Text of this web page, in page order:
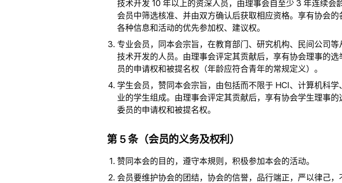
技术开发 10 年以上的资深人员，由理事会自至少 3 年连续会
会员中筛选核准、并由双方确认后获取相应资格。享有协会
各种信息和活动的优先参加权、建议权。
专业会员，同本会宗旨，在教育部门、研究机构、民间公司
技术开发的人员。由理事会评定其贡献后，享有协会理事的
员的申请权和被提名权（年龄应符合青年的常规定义）。
学生会员，赞同本会宗旨，由包括而不限于 HCI、计算机科
业的学生组成。由理事会评定其贡献后，享有协会学生理事
委员的申请权和被提名权。
第 5 条（会员的义务及权利）
赞同本会的目的，遵守本規则，积极参加本会的活动。
会员要维护协会的团结，协会的信誉，品行端正，严以律己